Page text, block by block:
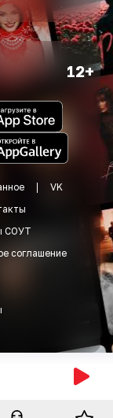
12+
VK
СОУТ
соглашение